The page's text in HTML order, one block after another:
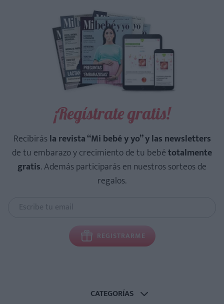
¡Regístrate gratis!
Recibirásla revista “Mi bebé y yo” y las newsletters
de tu embarazo y crecimiento de tu bebétotalmente
gratis. Además participarás en nuestros sorteos de
regalos.
REGISTRARME
CATEGORÍAS